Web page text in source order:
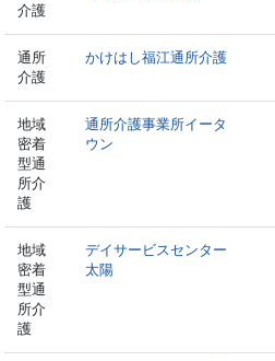
介護
通所
介護
かけはし福江通所介護
地域
密着
型通
所介
護
通所介護事業所イータ
ウン
地域
密着
型通
所介
護
デイサービスセンター
太陽